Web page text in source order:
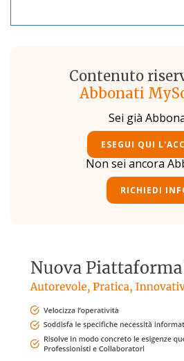
Contenuto
Abbonati
Sei già
ESEGUI QUI
Non sei ancora
RICHIEDI